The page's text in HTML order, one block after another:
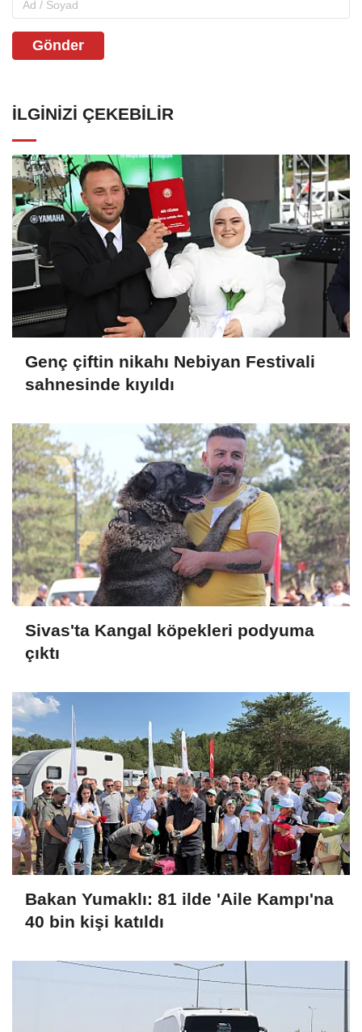
Gönder
İLGINIZI ÇEKEBILIR
Genç çiftin nikahı Nebiyan Festivali
sahnesinde kıyıldı
Sivas'ta Kangal köpekleri podyuma
çıktı
Bakan Yumaklı: 81 ilde 'Aile Kampı'na
40 bin kişi katıldı